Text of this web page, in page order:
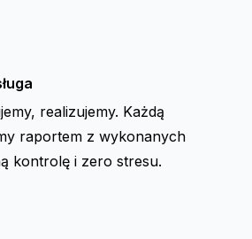
realizujemy. Każdą
raportem z wykonanych
kontrolę i zero stresu.